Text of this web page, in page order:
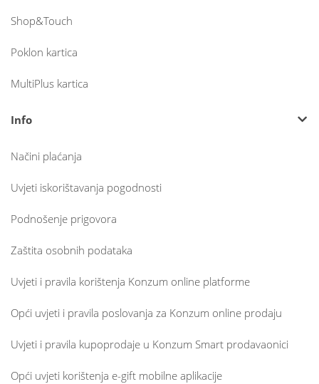
Shop&Touch
Poklon kartica
MultiPlus kartica
Info
Načini plaćanja
Uvjeti iskorištavanja pogodnosti
Podnošenje prigovora
Zaštita osobnih podataka
Uvjeti i pravila korištenja Konzum online platforme
Opći uvjeti i pravila poslovanja za Konzum online prodaju
Uvjeti i pravila kupoprodaje u Konzum Smart prodavaonici
Opći uvjeti korištenja e-gift mobilne aplikacije